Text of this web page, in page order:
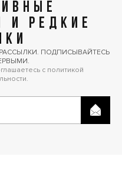
И РЕДКИЕ
ПОДПИСЫВАЙТЕСЬ
с политикой